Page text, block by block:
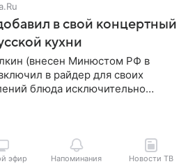
в свой концертный
кухни
(внесен Минюстом РФ в
в райдер для своих
блюда исключительно
эфир Напоминания Новости ТВ